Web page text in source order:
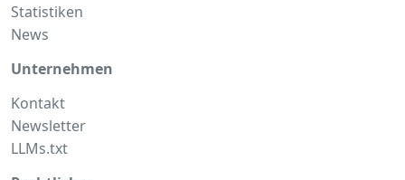
Statistiken
News
Unternehmen
Kontakt
Newsletter
LLMs.txt